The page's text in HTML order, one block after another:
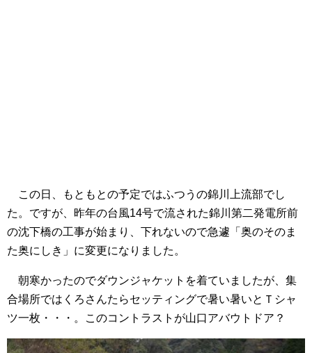
この日、もともとの予定ではふつうの錦川上流部でし
た。ですが、昨年の台風14号で流された錦川第二発電所前
の沈下橋の工事が始まり、下れないので急遽「奥のそのま
た奥にしき」に変更になりました。
朝寒かったのでダウンジャケットを着ていましたが、集
合場所ではくろさんたらセッティングで暑い暑いとＴシャ
ツ一枚・・・。このコントラストが山口アバウトドア？